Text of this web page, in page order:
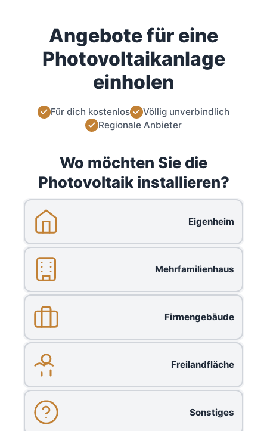
Angebote für eine
Photovoltaikanlage
einholen
Für dich kostenlos
Völlig unverbindlich
Regionale Anbieter
Wo möchten Sie die
Photovoltaik installieren?
Eigenheim
Mehrfamilienhaus
Firmengebäude
Freilandfläche
Sonstiges